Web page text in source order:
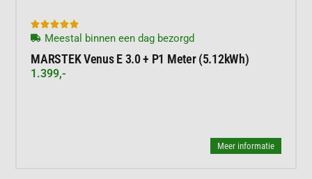

Meestal binnen een dag bezorgd
MARSTEK Venus E 3.0 + P1 Meter (5.12kWh)
1.399,-
Meer informatie